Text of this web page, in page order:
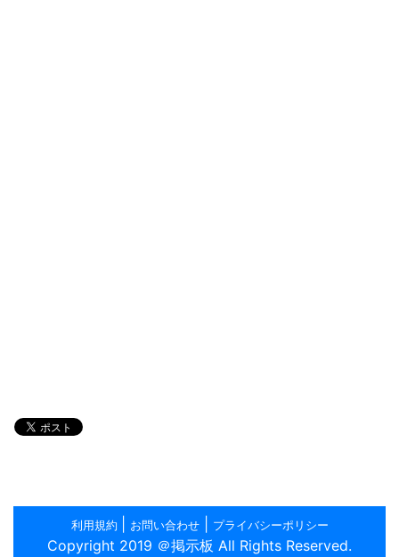
利用規約 お問い合わせ プライバシーポリシー
Copyright 2019 ＠掲示板 All Rights Reserved.